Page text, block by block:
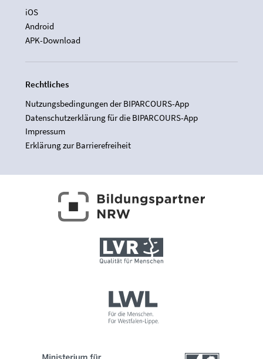
iOS
Android
APK-Download
Rechtliches
Nutzungsbedingungen der BIPARCOURS-App
Datenschutzerklärung für die BIPARCOURS-App
Impressum
Erklärung zur Barrierefreiheit